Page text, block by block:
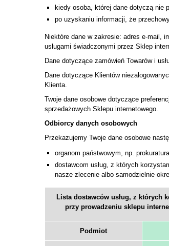
kiedy osoba, której dane dotyczą nie
po uzyskaniu informacji, że
Niektóre dane w zakresie: adres e-mail,
usługami świadczonymi przez Sklep
Dane dotyczące zamówień Towarów i
Dane dotyczące Klientów
Klienta.
Twoje dane osobowe dotyczące
sprzedażowych Sklepu internetowego.
Odbiorcy danych osobowych
Przekazujemy Twoje dane osobowe
organom państwowym, np.
dostawcom usług, z których
nasze zlecenie albo samodzielnie
Lista dostawców usług, z których
przy prowadzeniu sklepu
Podmiot